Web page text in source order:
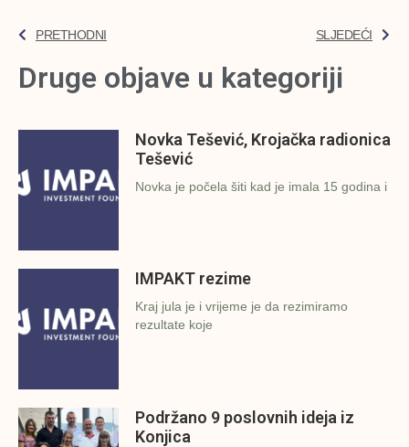
PRETHODNI SLJEDEĆI
Druge objave u kategoriji
Novka Tešević, Krojačka radionica
Tešević
Novka je počela šiti kad je imala 15 godina i
IMPAKT rezime
Kraj jula je i vrijeme je da rezimiramo
rezultate koje
Podržano 9 poslovnih ideja iz
Konjica